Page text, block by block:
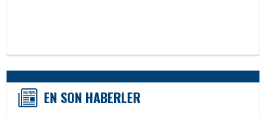
EN SON HABERLER